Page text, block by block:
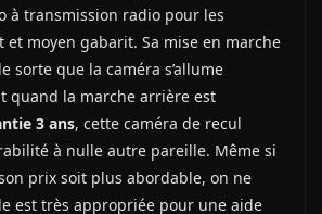
à transmission radio pour les
et moyen gabarit. Sa mise en marche
sorte que la caméra s’allume
quand la marche arrière est
3 ans, cette caméra de recul
à nulle autre pareille. Même si
prix soit plus abordable, on ne
est très appropriée pour une aide